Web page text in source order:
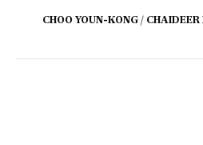
CHOO YOUN-KONG /